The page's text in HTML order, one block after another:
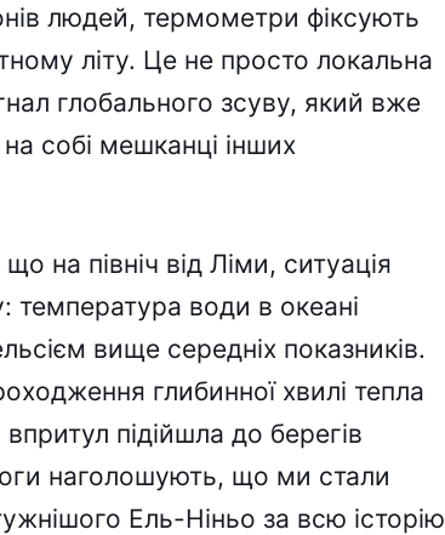
людей, термометри фіксують
літу. Це не просто локальна
глобального зсуву, який вже
собі мешканці інших
на північ від Ліми, ситуація
температура води в океані
вище середніх показників.
глибинної хвилі тепла
підійшла до берегів
наголошують, що ми стали
Ель-Ніньо за всю історію